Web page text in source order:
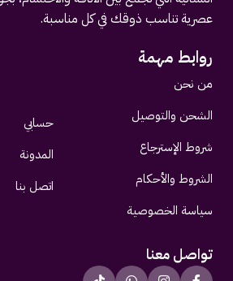
عصرية تناسب ذوقك في كل مناسبة.
روابط مهمة
من نحن
الشحن والتوصيل
شروط الإسترجاع
الشروط والأحكام
سياسة الخصوصية
حسابي
المدونة
اتصل بنا
تواصل معنا